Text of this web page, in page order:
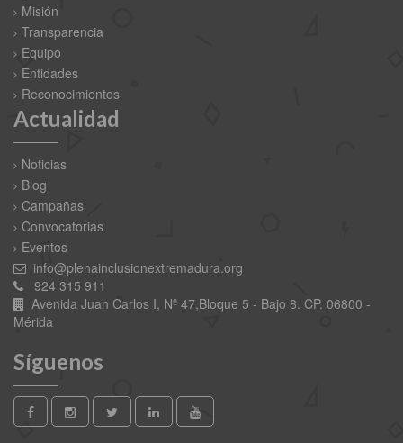
Misión
Transparencia
Equipo
Entidades
Reconocimientos
Actualidad
Noticias
Blog
Campañas
Convocatorias
Eventos
info@plenainclusionextremadura.org
924 315 911
Avenida Juan Carlos I, Nº 47,Bloque 5 - Bajo 8. CP. 06800 -
Mérida
Síguenos